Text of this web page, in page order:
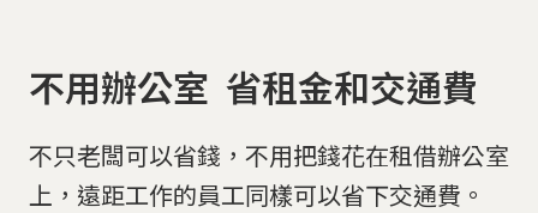
不用辦公室 省租金和交通費
不只老闆可以省錢，不用把錢花在租借辦公室
上，遠距工作的員工同樣可以省下交通費。